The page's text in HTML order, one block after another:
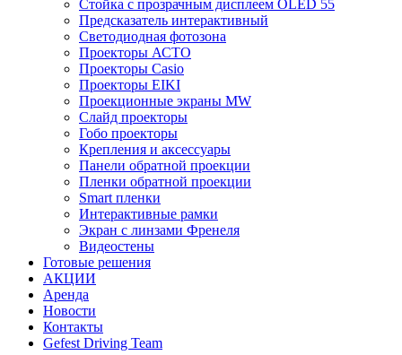
Стойка с прозрачным дисплеем OLED 55
Предсказатель интерактивный
Светодиодная фотозона
Проекторы АСТО
Проекторы Casio
Проекторы EIKI
Проекционные экраны MW
Слайд проекторы
Гобо проекторы
Крепления и аксессуары
Панели обратной проекции
Пленки обратной проекции
Smart пленки
Интерактивные рамки
Экран с линзами Френеля
Видеостены
Готовые решения
АКЦИИ
Аренда
Новости
Контакты
Gefest Driving Team